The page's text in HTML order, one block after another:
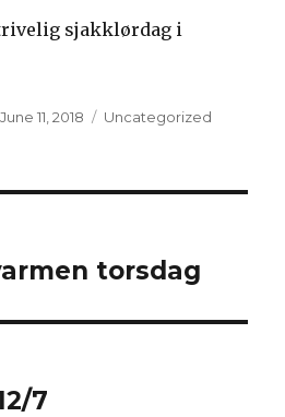
sjakklørdag i
Posted
June 11, 2018 Categories
Uncategorized
torsdag
7